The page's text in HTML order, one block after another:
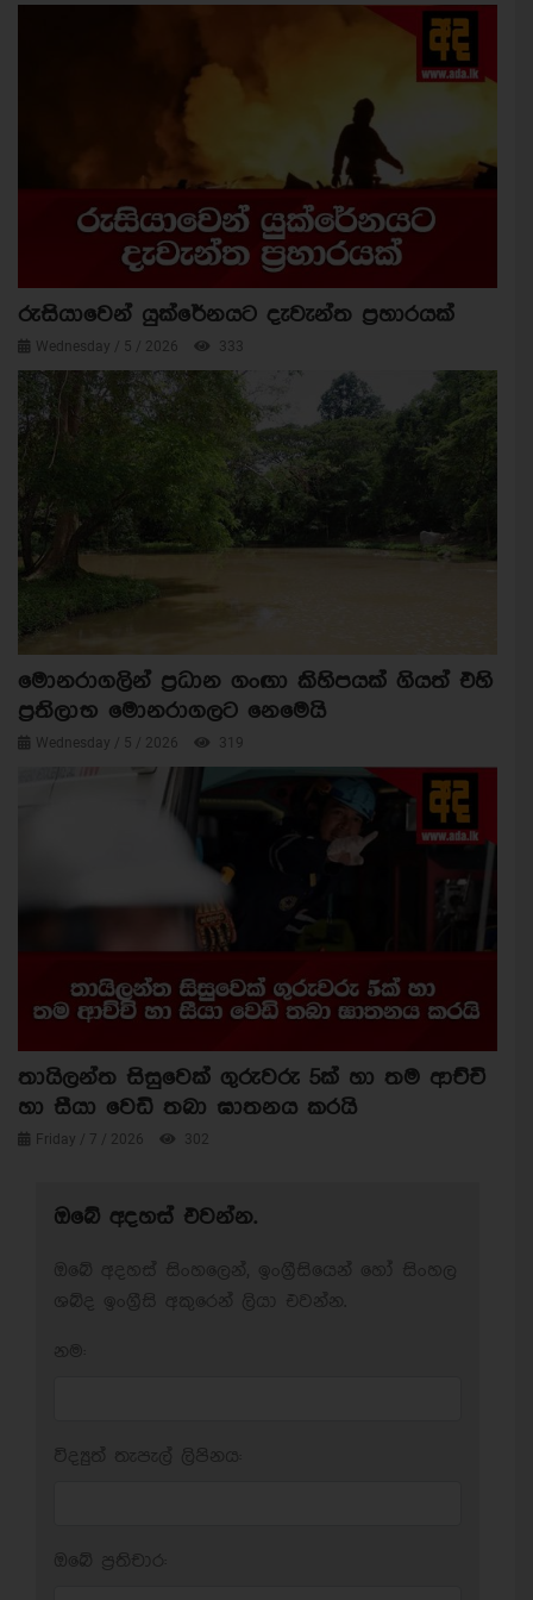
රුසියාවෙන් යුක්රේනයට දැවැන්ත ප්‍රහාරයක්
Wednesday / 5 / 2026 333
මොනරාගලින් ප්‍රධාන ගංඟා කිහිපයක් ගියත් එහි
ප්‍රතිලාභ මොනරාගලට නෙමෙයි
Wednesday / 5 / 2026 319
තායිලන්ත සිසුවෙක් ගුරුවරු 5ක් හා තම ආච්චි
හා සීයා වෙඩි තබා ඝාතනය කරයි
Friday / 7 / 2026 302
ඔබේ අදහස් එවන්න.